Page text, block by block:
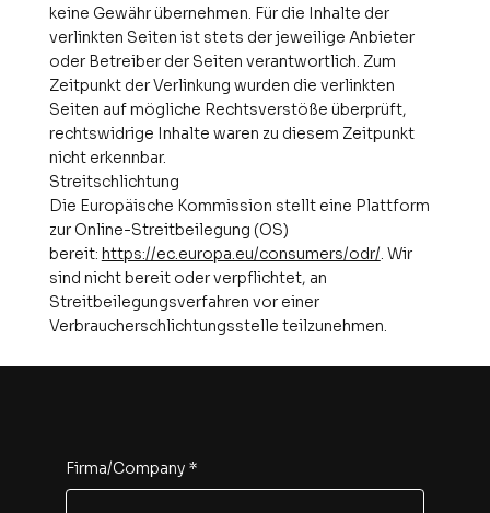
keine Gewähr übernehmen. Für die Inhalte der
verlinkten Seiten ist stets der jeweilige Anbieter
oder Betreiber der Seiten verantwortlich. Zum
Zeitpunkt der Verlinkung wurden die verlinkten
Seiten auf mögliche Rechtsverstöße überprüft,
rechtswidrige Inhalte waren zu diesem Zeitpunkt
nicht erkennbar.
Streitschlichtung
Die Europäische Kommission stellt eine Plattform
zur Online-Streitbeilegung (OS)
bereit: https://ec.europa.eu/consumers/odr/. Wir
sind nicht bereit oder verpflichtet, an
Streitbeilegungsverfahren vor einer
Verbraucherschlichtungsstelle teilzunehmen.
Firma/Company *